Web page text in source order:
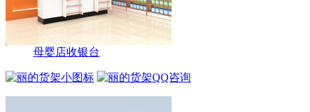
母婴店收银台